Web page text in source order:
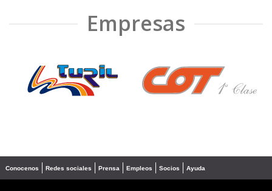
Empresas
❮ ❯
Conocenos Redes sociales Prensa Empleos Socios Ayuda